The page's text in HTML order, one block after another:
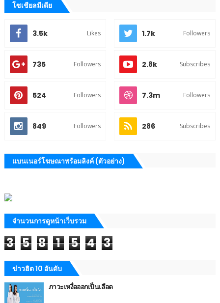
โซเชียลมีเดีย
3.5k Likes 1.7k Followers
735 Followers 2.8k Subscribes
524 Followers 7.3m Followers
849 Followers 286 Subscribes
แบนเนอร์โฆษณาพร้อมลิงค์ (ตัวอย่าง)
จำนวนการดูหน้าเว็บรวม
3 5 8 1 5 4 3
ข่าวฮิต 10 อันดับ
ภาวะเหงื่อออกเป็นเลือด